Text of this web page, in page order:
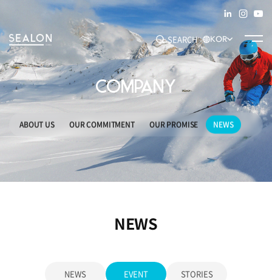
SEARCH
추천 키워드
#SEAM TAPE #SPECIALTY
KOR
COMPANY
ABOUT US OUR COMMITMENT OUR PROMISE NEWS
NEWS
NEWS EVENT STORIES